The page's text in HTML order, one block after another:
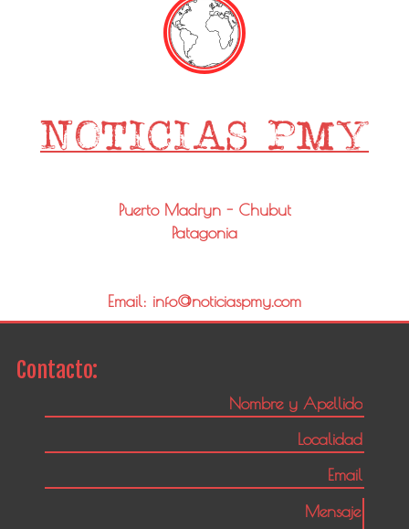
Puerto Madryn - Chubut
Patagonia
Email: info@noticiaspmy.com
Contacto: